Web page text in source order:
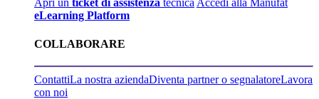
Apri un ticket di assistenza tecnicaAccedi alla Manufat
eLearning Platform
COLLABORARE
ContattiLa nostra aziendaDiventa partner o segnalatoreLavora
con noi